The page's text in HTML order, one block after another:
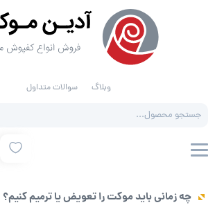
وبلاگ سوالات متداول
search
چه زمانی باید موکت را تعویض یا ترمیم کنیم؟